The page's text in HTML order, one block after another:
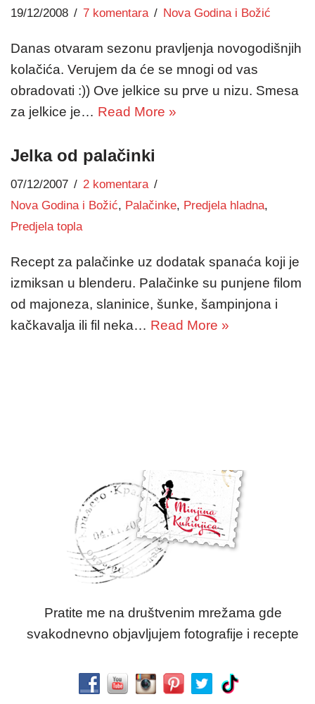
19/12/2008 7 komentara Nova Godina i Božić
Danas otvaram sezonu pravljenja novogodišnjih
kolačića. Verujem da će se mnogi od vas
obradovati :)) Ove jelkice su prve u nizu. Smesa
za jelkice je… Read More »
Jelka od palačinki
07/12/2007
2 komentara
Nova Godina i Božić, Palačinke, Predjela hladna,
Predjela topla
Recept za palačinke uz dodatak spanaća koji je
izmiksan u blenderu. Palačinke su punjene filom
od majoneza, slaninice, šunke, šampinjona i
kačkavalja ili fil neka… Read More »
Pratite me na društvenim mrežama gde
svakodnevno objavljujem fotografije i recepte